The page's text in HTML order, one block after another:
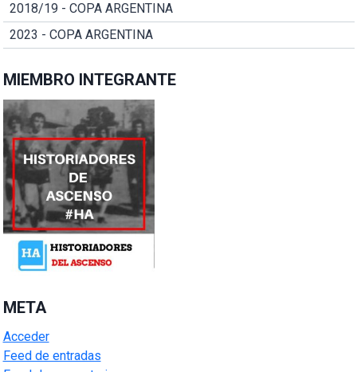
2018/19 - COPA ARGENTINA
2023 - COPA ARGENTINA
MIEMBRO INTEGRANTE
META
Acceder
Feed de entradas